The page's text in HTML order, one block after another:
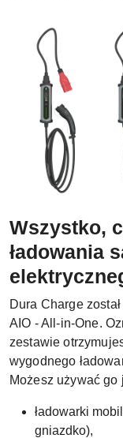
Wszystko,
ładowania
Dura Charge
AIO - All-in-One.
zestawie
wygodnego
Możesz używać go
ładowarki
gniazdko),